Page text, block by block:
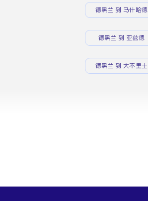
德黑兰 到 马什哈德
德黑兰 到 亚兹德
德黑兰 到 大不里士